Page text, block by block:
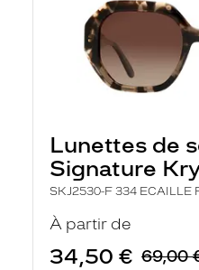
Lunettes de
Signature
SKJ2530-F 334 ECAILLE
À partir de
34,50 € 69,00